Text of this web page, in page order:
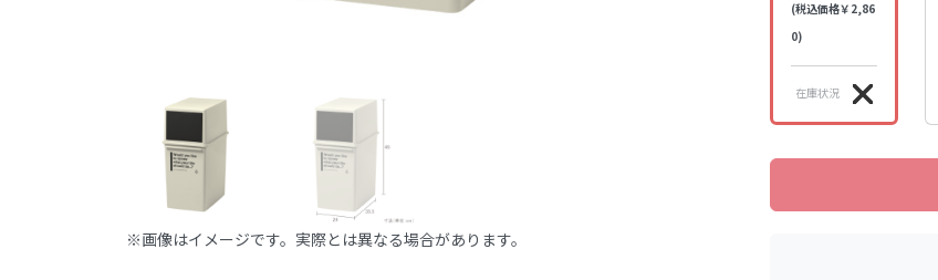
※画像はイメージです。実際とは異なる場合があります。
(税込価格￥2,86
0)
在庫状況